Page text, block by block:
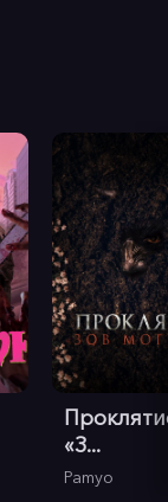
«З...
Pamyo